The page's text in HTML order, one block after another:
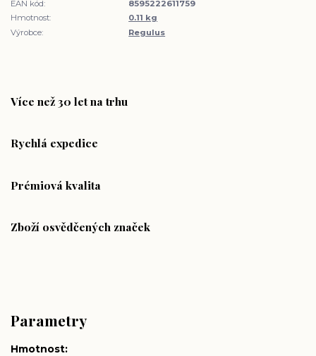
EAN kód:
8595222611759
Hmotnost:
0.11 kg
Výrobce:
Regulus
Více než 30 let na trhu
Rychlá expedice
Prémiová kvalita
Zboží osvědčených značek
Parametry
Hmotnost